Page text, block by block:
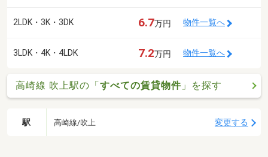
2LDK・3K・3DK 6.7万円 物件一覧へ
3LDK・4K・4LDK 7.2万円 物件一覧へ
高崎線 吹上駅の「すべての賃貸物件 」を探す
駅 高崎線/吹上 変更する